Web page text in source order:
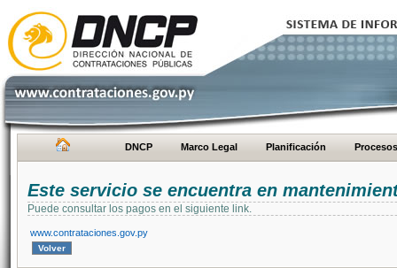
DNCP Marco Legal Planificación Procesos
Este servicio se encuentra en
Puede consultar los pagos en el siguiente link.
www.contrataciones.gov.py